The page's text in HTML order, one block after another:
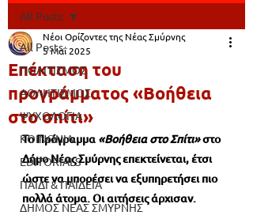
All Posts
ΠΟΛΙΤΙΣΜΟΣ
ΑΘΛΗΤΙΣΜΟΣ
ΨΥΧΟΛΟΓΙΑ
ΚΟΙΝΩΝΙΑ
EDITORIALS
ΠΑΙΔΙ & ΠΑΙΔΕΙΑ
ΔΗΜΟΣ ΝΕΑΣ ΣΜΥΡΝΗΣ
All Posts
Επέκταση του
προγράμματος «Βοήθεια
στο σπίτι»
Νέοι Ορίζοντες της Νέας Σμύρνης
5 Μαΐ 2025
Το Πρόγραμμα «Βοήθεια στο Σπίτι» στο
Δήμο Νέας Σμύρνης επεκτείνεται, έτσι
ώστε να μπορέσει να εξυπηρετήσει πιο
πολλά άτομα. Οι αιτήσεις άρχισαν.